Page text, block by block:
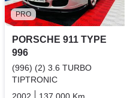
PRO
PORSCHE 911 TYPE
996
(996) (2) 3.6 TURBO
TIPTRONIC